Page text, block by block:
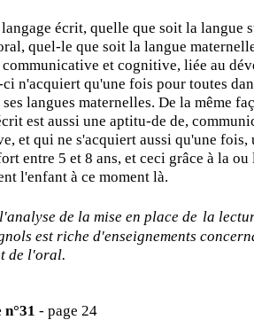
écrit, quelle que soit la langue
quel-le que soit la langue
et cognitive, liée au
n'acquiert qu'une fois pour toutes
ses langues maternelles. De la même
est aussi une aptitu-de de,
et qui ne s'acquiert aussi qu'une fois,
entre 5 et 8 ans, et ceci grâce à la ou
l'enfant à ce moment là.
de la mise en place de la
est riche d'enseignements
de l'oral.
- page 24